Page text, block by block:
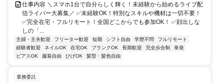
仕事内容 ＼スマホ1台で自分らしく輝く！未経験から始めるライブ配
信ライバー大募集／ ✅未経験OK！特別なスキルや機材は一切不要！
✅完全在宅・フルリモート！全国どこからでも参加OK！ ✅顔出しな
しの「...
主婦・主夫歓迎 フリーター歓迎 短期 シフト自由 学歴不問
フルリモート
経験者歓迎
ネイルOK 在宅OK ブランクOK 長期歓迎 完全歩合制
単発
ピアスOK
服装自由 ひげOK 髪型・髪色自由
業務委託